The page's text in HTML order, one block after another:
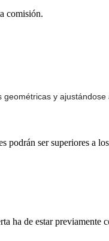
comisión.
y
ser superiores a
ha de estar previamente